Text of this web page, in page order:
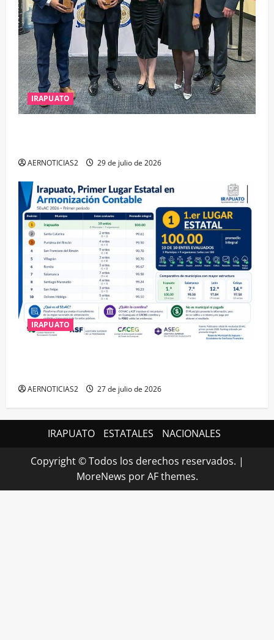
IRAPUATO
AERNOTICIAS2 29 de julio de 2026
IRAPUATO
AERNOTICIAS2 27 de julio de 2026
IRAPUATO ESTATALES NACIONALES
Copyright © Todos los derechos reservados. |
MoreNews por AF themes.